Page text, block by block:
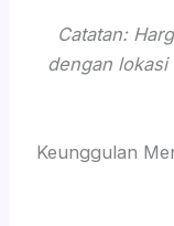
Catatan:
dengan lokasi
Keunggulan